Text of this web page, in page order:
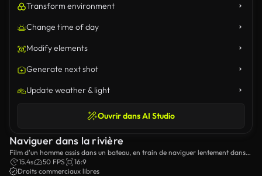
Transform environment
Change time of day
Modify elements
Generate next shot
Update weather & light
Ouvrir dans AI Studio
Naviguer dans la rivière
Film d'un homme assis dans un bateau, en train de naviguer lentement dans
une rivière.
15.4s 50 FPS
16:9
Droits commerciaux libres